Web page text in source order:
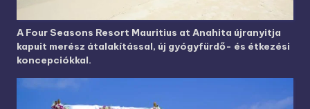
A Four Seasons Resort Mauritius at Anahita újranyitja
kapuit merész átalakítással, új gyógyfürdő- és étkezési
koncepciókkal.